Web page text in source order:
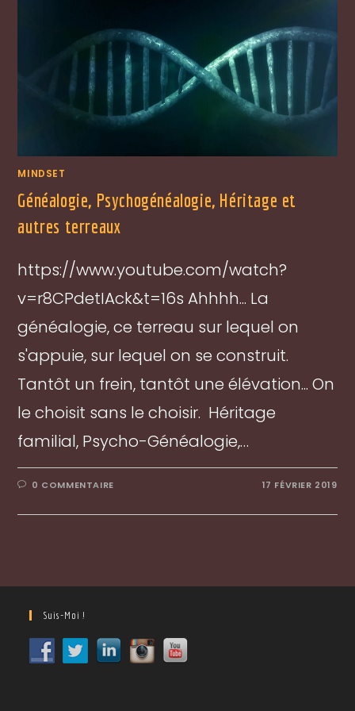
MINDSET
Généalogie, Psychogénéalogie, Héritage et
autres terreaux
https://www.youtube.com/watch?
v=r8CPdetIAck&t=16s Ahhhh... La
généalogie, ce terreau sur lequel on
s'appuie, sur lequel on se construit.
Tantôt un frein, tantôt une élévation... On
le choisit sans le choisir. Héritage
familial, Psycho-Généalogie,…
0 COMMENTAIRE 17 FÉVRIER 2019
Suis-Moi !